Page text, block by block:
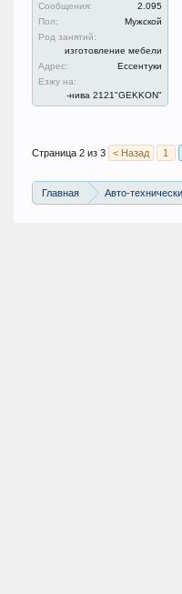
Сообщения:
2.095
Пол:
Мужской
Род занятий:
изготовление мебели
Адрес:
Ессентуки
Езжу на:
-нива 2121"GEKKON"
Страница 2 из 3 < Назад 1
Главная Авто-